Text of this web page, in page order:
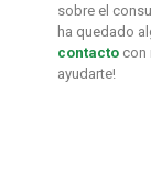
sobre el
ha quedado
contacto con
ayudarte!